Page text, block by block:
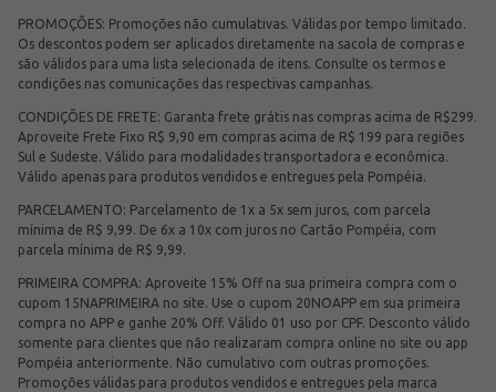
PROMOÇÕES: Promoções não cumulativas. Válidas por tempo limitado.
Os descontos podem ser aplicados diretamente na sacola de compras e
são válidos para uma lista selecionada de itens. Consulte os termos e
condições nas comunicações das respectivas campanhas.
CONDIÇÕES DE FRETE: Garanta frete grátis nas compras acima de R$299.
Aproveite Frete Fixo R$ 9,90 em compras acima de R$ 199 para regiões
Sul e Sudeste. Válido para modalidades transportadora e econômica.
Válido apenas para produtos vendidos e entregues pela Pompéia.
PARCELAMENTO: Parcelamento de 1x a 5x sem juros, com parcela
mínima de R$ 9,99. De 6x a 10x com juros no Cartão Pompéia, com
parcela mínima de R$ 9,99.
PRIMEIRA COMPRA: Aproveite 15% Off na sua primeira compra com o
cupom 15NAPRIMEIRA no site. Use o cupom 20NOAPP em sua primeira
compra no APP e ganhe 20% Off. Válido 01 uso por CPF. Desconto válido
somente para clientes que não realizaram compra online no site ou app
Pompéia anteriormente. Não cumulativo com outras promoções.
Promoções válidas para produtos vendidos e entregues pela marca